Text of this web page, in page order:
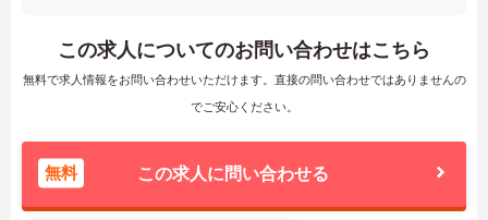
この求人についてのお問い合わせはこちら
無料で求人情報をお問い合わせいただけます。直接の問い合わせではありませんの
でご安心ください。
無料 この求人に問い合わせる